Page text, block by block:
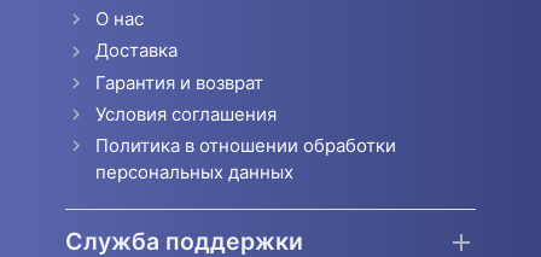
О нас
Доставка
Гарантия и возврат
Условия соглашения
Политика в отношении обработки
персональных данных
Служба поддержки